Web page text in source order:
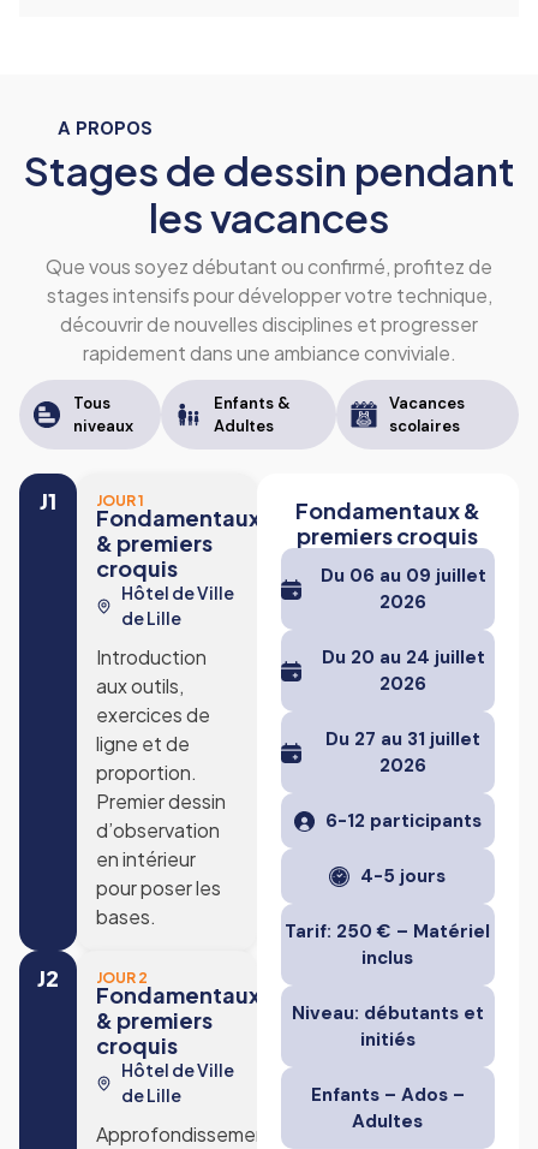
A PROPOS
Stages de dessin pendant
les vacances
Que vous soyez débutant ou confirmé, profitez de
stages intensifs pour développer votre technique,
découvrir de nouvelles disciplines et progresser
rapidement dans une ambiance conviviale.
Tous
niveaux
Enfants &
Adultes
Vacances
scolaires
J1 JOUR 1
Fondamentaux
& premiers
croquis
Hôtel de Ville
de Lille
Introduction
aux outils,
exercices de
ligne et de
proportion.
Premier dessin
d’observation
en intérieur
pour poser les
bases.
J2 JOUR 2
Fondamentaux
& premiers
croquis
Hôtel de Ville
de Lille
Approfondissement
Fondamentaux &
premiers croquis
Du 06 au 09 juillet
2026
Du 20 au 24 juillet
2026
Du 27 au 31 juillet
2026
6-12 participants
4-5 jours
Tarif: 250 € – Matériel
inclus
Niveau: débutants et
initiés
Enfants – Ados –
Adultes